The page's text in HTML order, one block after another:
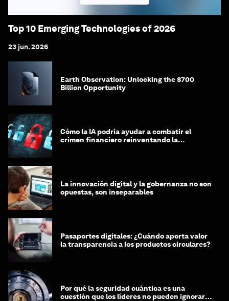
Top 10 Emerging Technologies of 2026
23 jun. 2026
Earth Observation: Unlocking the $700
Billion Opportunity
Cómo la IA podría ayudar a combatir el
crimen financiero reinventando la
La innovación digital y la gobernanza no son
opuestas, son inseparables
Pasaportes digitales: ¿Cuándo aporta valor
la transparencia a los productos circulares?
Por qué la seguridad cuántica es una
cuestión que los líderes no pueden ignorar